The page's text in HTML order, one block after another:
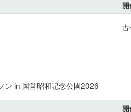
古
ン in 国営昭和記念公園2026